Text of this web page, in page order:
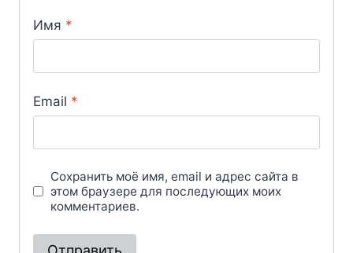
Имя *
Email *
Сохранить моё имя, email и адрес сайта в
этом браузере для последующих моих
комментариев.